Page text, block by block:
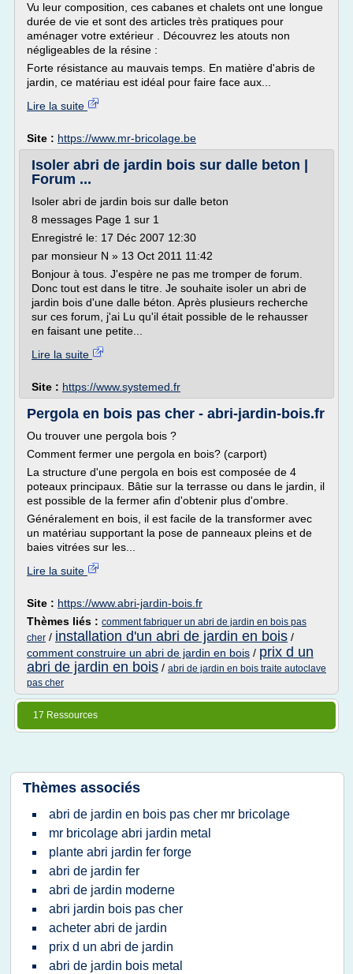
Vu leur composition, ces cabanes et chalets ont une longue
durée de vie et sont des articles très pratiques pour
aménager votre extérieur . Découvrez les atouts non
négligeables de la résine :
Forte résistance au mauvais temps. En matière d'abris de
jardin, ce matériau est idéal pour faire face aux...
Lire la suite
Site : https://www.mr-bricolage.be
Isoler abri de jardin bois sur dalle beton |
Forum ...
Isoler abri de jardin bois sur dalle beton
8 messages Page 1 sur 1
Enregistré le: 17 Déc 2007 12:30
par monsieur N » 13 Oct 2011 11:42
Bonjour à tous. J'espère ne pas me tromper de forum.
Donc tout est dans le titre. Je souhaite isoler un abri de
jardin bois d'une dalle béton. Après plusieurs recherche
sur ces forum, j'ai Lu qu'il était possible de le rehausser
en faisant une petite...
Lire la suite
Site : https://www.systemed.fr
Pergola en bois pas cher - abri-jardin-bois.fr
Ou trouver une pergola bois ?
Comment fermer une pergola en bois? (carport)
La structure d'une pergola en bois est composée de 4
poteaux principaux. Bâtie sur la terrasse ou dans le jardin, il
est possible de la fermer afin d'obtenir plus d'ombre.
Généralement en bois, il est facile de la transformer avec
un matériau supportant la pose de panneaux pleins et de
baies vitrées sur les...
Lire la suite
Site : https://www.abri-jardin-bois.fr
Thèmes liés : comment fabriquer un abri de jardin en bois pas
cher / installation d'un abri de jardin en bois /
comment construire un abri de jardin en bois / prix d un
abri de jardin en bois / abri de jardin en bois traite autoclave
pas cher
17 Ressources
Thèmes associés
abri de jardin en bois pas cher mr bricolage
mr bricolage abri jardin metal
plante abri jardin fer forge
abri de jardin fer
abri de jardin moderne
abri jardin bois pas cher
acheter abri de jardin
prix d un abri de jardin
abri de jardin bois metal